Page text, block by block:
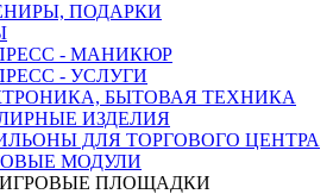
ПОДАРКИ
- МАНИКЮР
- УСЛУГИ
БЫТОВАЯ ТЕХНИКА
ИЗДЕЛИЯ
ДЛЯ ТОРГОВОГО ЦЕНТРА
МОДУЛИ
ПЛОЩАДКИ